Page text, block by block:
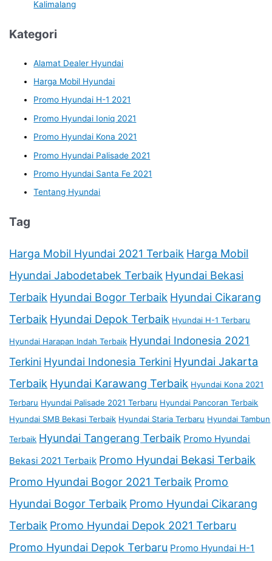
Kalimalang
Kategori
Alamat Dealer Hyundai
Harga Mobil Hyundai
Promo Hyundai H-1 2021
Promo Hyundai Ioniq 2021
Promo Hyundai Kona 2021
Promo Hyundai Palisade 2021
Promo Hyundai Santa Fe 2021
Tentang Hyundai
Tag
Harga Mobil Hyundai 2021 Terbaik Harga Mobil
Hyundai Jabodetabek Terbaik Hyundai Bekasi
Terbaik Hyundai Bogor Terbaik Hyundai Cikarang
Terbaik Hyundai Depok Terbaik Hyundai H-1 Terbaru
Hyundai Harapan Indah Terbaik Hyundai Indonesia 2021
Terkini Hyundai Indonesia Terkini Hyundai Jakarta
Terbaik Hyundai Karawang Terbaik Hyundai Kona 2021
Terbaru Hyundai Palisade 2021 Terbaru Hyundai Pancoran Terbaik
Hyundai SMB Bekasi Terbaik Hyundai Staria Terbaru Hyundai Tambun
Terbaik Hyundai Tangerang Terbaik Promo Hyundai
Bekasi 2021 Terbaik Promo Hyundai Bekasi Terbaik
Promo Hyundai Bogor 2021 Terbaik Promo
Hyundai Bogor Terbaik Promo Hyundai Cikarang
Terbaik Promo Hyundai Depok 2021 Terbaru
Promo Hyundai Depok Terbaru Promo Hyundai H-1